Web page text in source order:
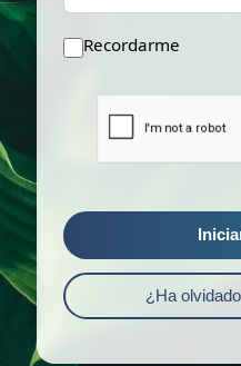
Recordarme
¿Ha